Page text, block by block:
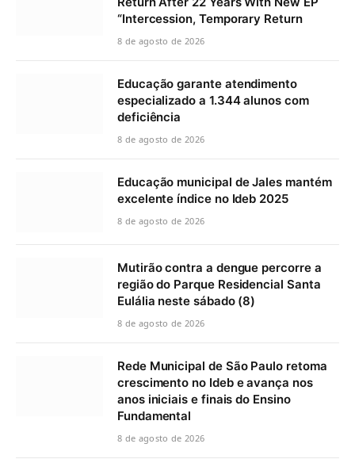
“Intercession, Temporary Return
8 de agosto de 2026
Educação garante atendimento
especializado a 1.344 alunos com
deficiência
8 de agosto de 2026
Educação municipal de Jales mantém
excelente índice no Ideb 2025
8 de agosto de 2026
Mutirão contra a dengue percorre a
região do Parque Residencial Santa
Eulália neste sábado (8)
8 de agosto de 2026
Rede Municipal de São Paulo retoma
crescimento no Ideb e avança nos
anos iniciais e finais do Ensino
Fundamental
8 de agosto de 2026